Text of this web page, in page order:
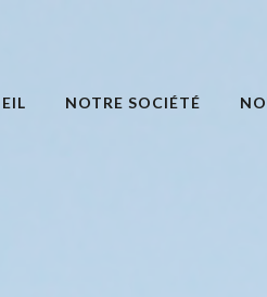
NOTRE SOCIÉTÉ